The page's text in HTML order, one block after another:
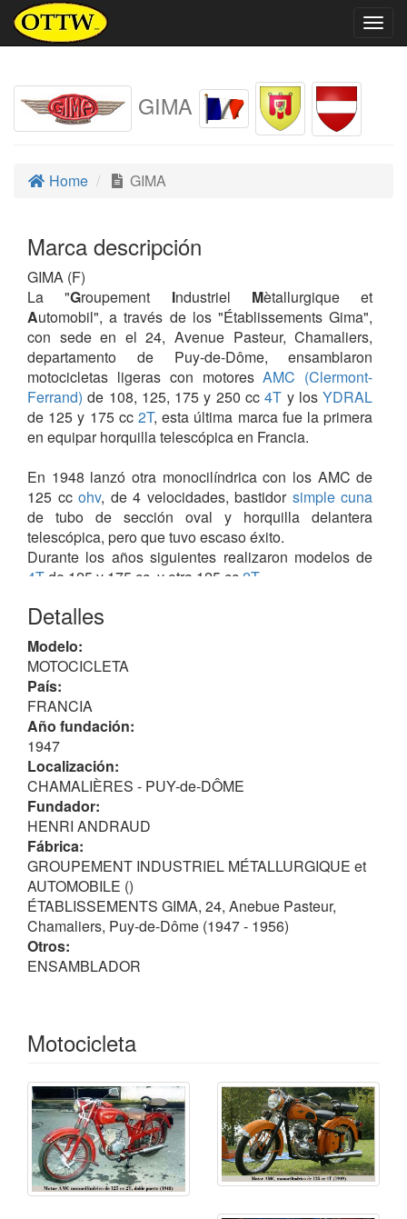
GIMA
Home GIMA
Marca descripción
GIMA (F)
La "Groupement Industriel Mètallurgique et
Automobil", a través de los "Établissements Gima",
con sede en el 24, Avenue Pasteur, Chamaliers,
departamento de Puy-de-Dôme, ensamblaron
motocicletas ligeras con motoresAMC (Clermont-
Ferrand) de 108, 125, 175 y 250 cc4T y losYDRAL
de 125 y 175 cc2T, esta última marca fue la primera
en equipar horquilla telescópica en Francia.
En 1948 lanzó otra monocilíndrica con los AMC de
125 ccohv, de 4 velocidades, bastidor simple cuna
de tubo de sección oval y horquilla delantera
telescópica, pero que tuvo escaso éxito.
Durante los años siguientes realizaron modelos de
4T de 125 y 175 cc, y otra 125 cc 2T.
En 1954, entró en producción una 250 cc, con motor
AMC ohv
año siguiente lanzaron el modelo "Capri" con motor
YDRALde 125 cc, también de 4 velocidades con
carenado parcial del bastidor (tubular) y horquilla
telescópica.
Modelos
Con motor monocilíndrico
AMC (Clermont-Ferrand)
salvo la excepción que se cita:
- 110: de 108 cc 2T
- 125: de 124 cc2T
- 125: motorYDRALde 124 cc 2T, 4 velocidades
- 125: de 124 cc ohv, 3 y 4 velocidades
- 175: de 174 ccohv , 4 velocidades
- 250 Capri: de 250 ccohv , de 4 velocidades. 1954
Detalles
Modelo:
MOTOCICLETA
País:
FRANCIA
Año fundación:
1947
Localización:
CHAMALIÈRES - PUY-de-DÔME
Fundador:
HENRI ANDRAUD
Fábrica:
GROUPEMENT INDUSTRIEL MÉTALLURGIQUE et
AUTOMOBILE ()
ÉTABLISSEMENTS GIMA, 24, Anebue Pasteur,
Chamaliers, Puy-de-Dôme (1947 - 1956)
Otros:
ENSAMBLADOR
Motocicleta